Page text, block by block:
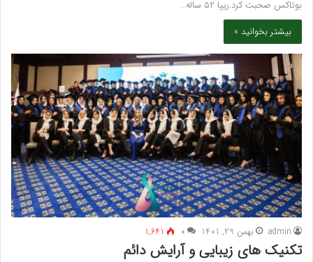
بوتاکس صحبت کرد.ریپا ۵۲ ساله…
بیشتر بخوانید »
admin بهمن 29, 1401 ۰ 1,641
تکنیک های زیبایی و آرایش دائم